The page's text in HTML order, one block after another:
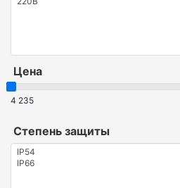
Цена
4 235
Степень защиты